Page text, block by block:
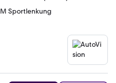
M Sportlenkung